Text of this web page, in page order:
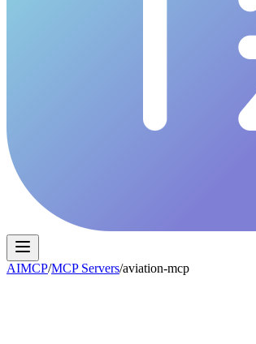
AIMCP/MCP Servers/aviation-mcp